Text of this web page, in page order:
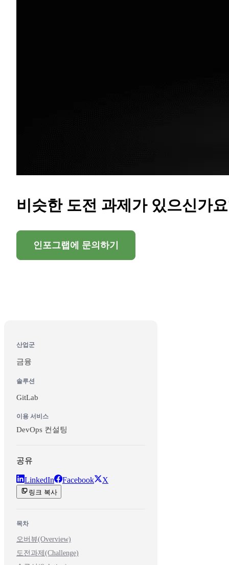
비슷한 도전 과제가 있으신가
인포그랩에 문의하기
산업군
금융
솔루션
GitLab
이용 서비스
DevOps 컨설팅
공유
LinkedIn Facebook X
링크 복사
목차
오버뷰(Overview)
도전과제(Challenge)